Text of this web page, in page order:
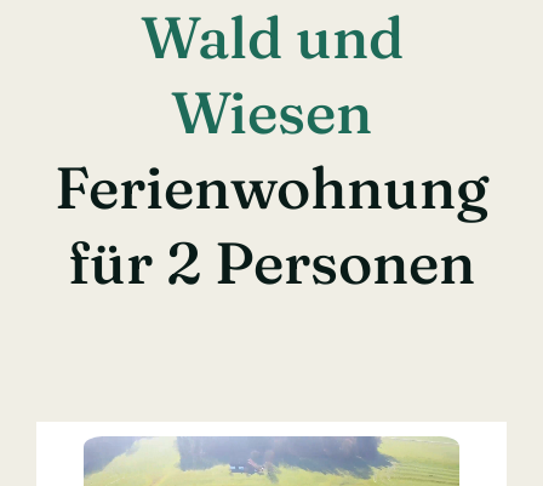
Wald und
Wiesen
Ferienwohnung
für 2 Personen